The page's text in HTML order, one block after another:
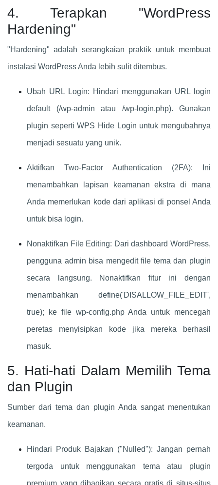
4. Terapkan "WordPress
Hardening"
"Hardening" adalah serangkaian praktik untuk membuat
instalasi WordPress Anda lebih sulit ditembus.
Ubah URL Login: Hindari menggunakan URL login
default (/wp-admin atau /wp-login.php). Gunakan
plugin seperti WPS Hide Login untuk mengubahnya
menjadi sesuatu yang unik.
Aktifkan Two-Factor Authentication (2FA): Ini
menambahkan lapisan keamanan ekstra di mana
Anda memerlukan kode dari aplikasi di ponsel Anda
untuk bisa login.
Nonaktifkan File Editing: Dari dashboard WordPress,
pengguna admin bisa mengedit file tema dan plugin
secara langsung. Nonaktifkan fitur ini dengan
menambahkan define('DISALLOW_FILE_EDIT',
true); ke file wp-config.php Anda untuk mencegah
peretas menyisipkan kode jika mereka berhasil
masuk.
5. Hati-hati Dalam Memilih Tema
dan Plugin
Sumber dari tema dan plugin Anda sangat menentukan
keamanan.
Hindari Produk Bajakan ("Nulled"): Jangan pernah
tergoda untuk menggunakan tema atau plugin
premium yang dibagikan secara gratis di situs-situs